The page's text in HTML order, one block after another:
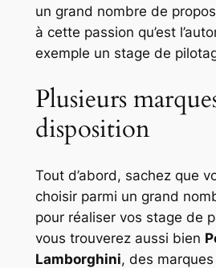
un grand nombre de
à cette passion qu’est
exemple un stage de
Plusieurs
disposition
Tout d’abord, sachez que
choisir parmi un grand
pour réaliser vos stage de
vous trouverez aussi bien
Lamborghini, des